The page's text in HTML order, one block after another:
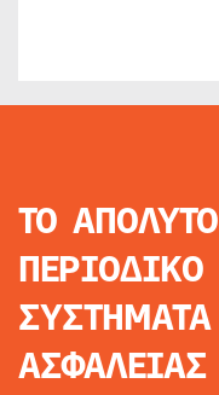
ΤΟ ΑΠΟΛΥΤΟ
ΠΕΡΙΟΔΙΚΟ
ΣΥΣΤΗΜΑΤΑ
ΑΣΦΑΛΕΙΑΣ